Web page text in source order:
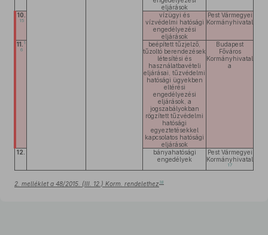
eljárások
10.
15
vízügyi és
vízvédelmi hatósági
engedélyezési
eljárások
Pest Vármegyei
Kormányhivatal
11. 1
6
beépített tűzjelző,
tűzoltó berendezések
létesítési és
használatbavételi
eljárásai, tűzvédelmi
hatósági ügyekben
eltérési
engedélyezési
eljárások, a
jogszabályokban
rögzített tűzvédelmi
hatósági
egyeztetésekkel
kapcsolatos hatósági
eljárások
Budapest
Főváros
Kormányhivatal
a
12.
bányahatósági
engedélyek
Pest Vármegyei
Kormányhivatal
17
2. melléklet a 48/2015. (III. 12.) Korm. rendelethez 18